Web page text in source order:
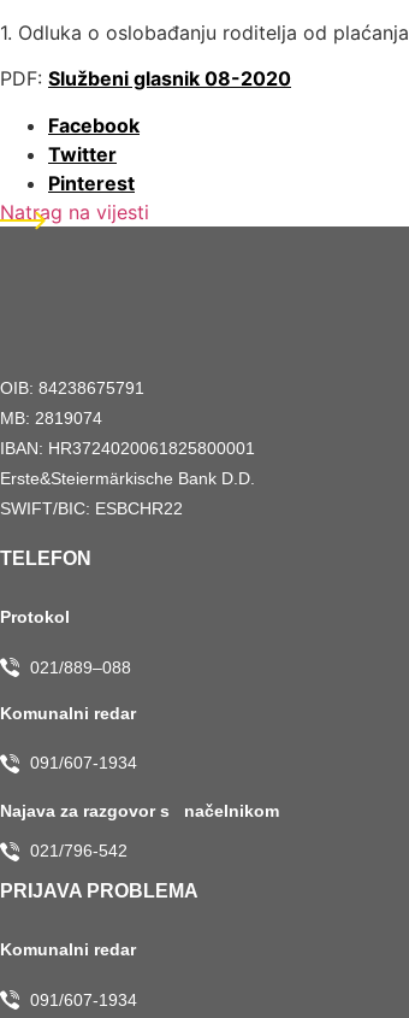
1. Odluka o oslobađanju roditelja od
PDF: Službeni glasnik 08-2020
Facebook
Twitter
Pinterest
Natrag na vijesti
OIB: 84238675791
MB: 2819074
IBAN: HR3724020061825800001
Erste&Steiermärkische Bank D.D.
SWIFT/BIC: ESBCHR22
TELEFON
Protokol
021/889–088
Komunalni redar
091/607-1934
Najava za razgovor s načelnikom
021/796-542
PRIJAVA PROBLEMA
Komunalni redar
091/607-1934